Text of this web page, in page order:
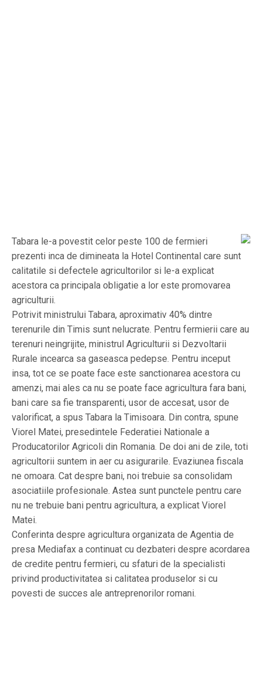
Tabara le-a povestit celor peste 100 de fermieri
prezenti inca de dimineata la Hotel Continental care sunt
calitatile si defectele agricultorilor si le-a explicat
acestora ca principala obligatie a lor este promovarea
agriculturii.
Potrivit ministrului Tabara, aproximativ 40% dintre
terenurile din Timis sunt nelucrate. Pentru fermierii care au
terenuri neingrijite, ministrul Agriculturii si Dezvoltarii
Rurale incearca sa gaseasca pedepse. Pentru inceput
insa, tot ce se poate face este sanctionarea acestora cu
amenzi, mai ales ca nu se poate face agricultura fara bani,
bani care sa fie transparenti, usor de accesat, usor de
valorificat, a spus Tabara la Timisoara. Din contra, spune
Viorel Matei, presedintele Federatiei Nationale a
Producatorilor Agricoli din Romania. De doi ani de zile, toti
agricultorii suntem in aer cu asigurarile. Evaziunea fiscala
ne omoara. Cat despre bani, noi trebuie sa consolidam
asociatiile profesionale. Astea sunt punctele pentru care
nu ne trebuie bani pentru agricultura, a explicat Viorel
Matei.
Conferinta despre agricultura organizata de Agentia de
presa Mediafax a continuat cu dezbateri despre acordarea
de credite pentru fermieri, cu sfaturi de la specialisti
privind productivitatea si calitatea produselor si cu
povesti de succes ale antreprenorilor romani.